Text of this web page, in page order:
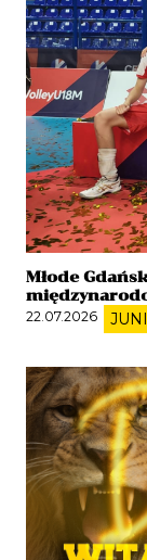
Młode
22.07.2026